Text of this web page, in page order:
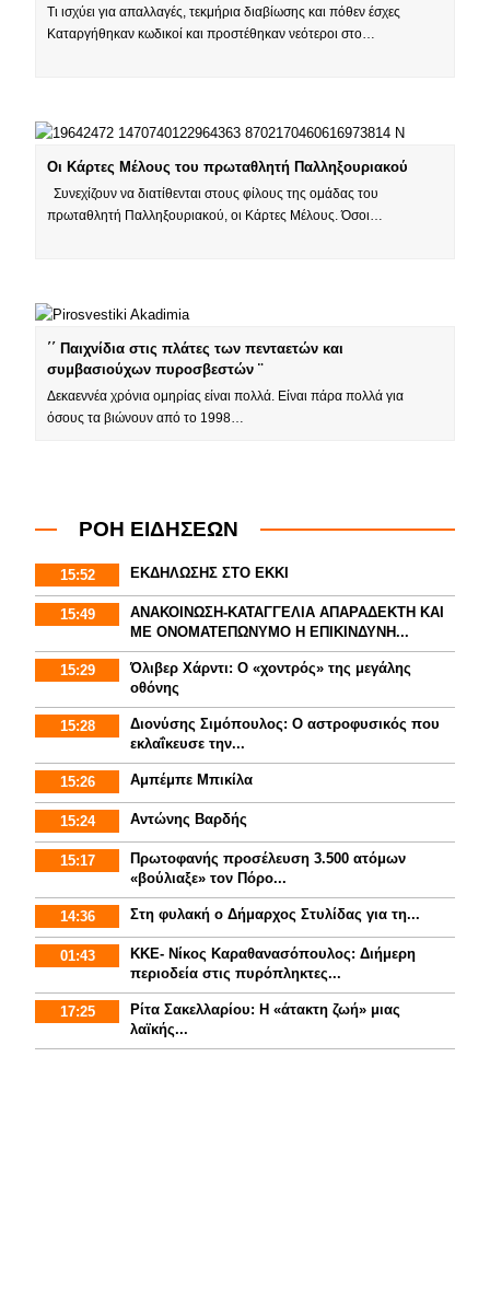
Τι ισχύει για απαλλαγές, τεκμήρια διαβίωσης και πόθεν έσχες
Καταργήθηκαν κωδικοί και προστέθηκαν νεότεροι στο…
Οι Κάρτες Μέλους του πρωταθλητή Παλληξουριακού
Συνεχίζουν να διατίθενται στους φίλους της ομάδας του
πρωταθλητή Παλληξουριακού, οι Κάρτες Μέλους. Όσοι…
΄΄ Παιχνίδια στις πλάτες των πενταετών και
συμβασιούχων πυροσβεστών ¨
Δεκαεννέα χρόνια ομηρίας είναι πολλά. Είναι πάρα πολλά για
όσους τα βιώνουν από το 1998…
ΡΟΗ ΕΙΔΗΣΕΩΝ
15:52 ΕΚΔΗΛΩΣΗΣ ΣΤΟ ΕΚΚΙ
15:49
ΑΝΑΚΟΙΝΩΣΗ-ΚΑΤΑΓΓΕΛΙΑ ΑΠΑΡΑΔΕΚΤΗ ΚΑΙ
ΜΕ ΟΝΟΜΑΤΕΠΩΝΥΜΟ Η ΕΠΙΚΙΝΔΥΝΗ...
15:29
Όλιβερ Χάρντι: Ο «χοντρός» της μεγάλης
οθόνης
15:28
Διονύσης Σιμόπουλος: Ο αστροφυσικός που
εκλαΐκευσε την...
15:26 Αμπέμπε Μπικίλα
15:24 Αντώνης Βαρδής
15:17
Πρωτοφανής προσέλευση 3.500 ατόμων
«βούλιαξε» τον Πόρο...
14:36 Στη φυλακή ο Δήμαρχος Στυλίδας για τη...
01:43
ΚΚΕ- Νίκος Καραθανασόπουλος: Διήμερη
περιοδεία στις πυρόπληκτες...
17:25
Ρίτα Σακελλαρίου: Η «άτακτη ζωή» μιας
λαϊκής...